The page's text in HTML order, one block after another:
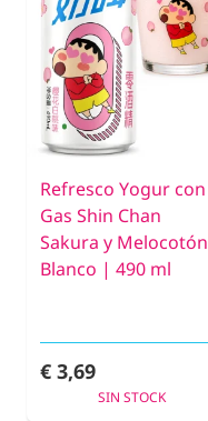
Refresco Yogur con
Gas Shin Chan
Sakura y Melocotón
Blanco | 490 ml
€ 3,69
SIN STOCK